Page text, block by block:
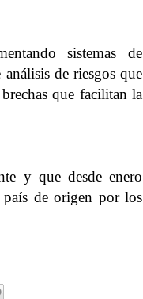
sistemas de
de riesgos que
que facilitan la
y que desde enero
país de origen por los